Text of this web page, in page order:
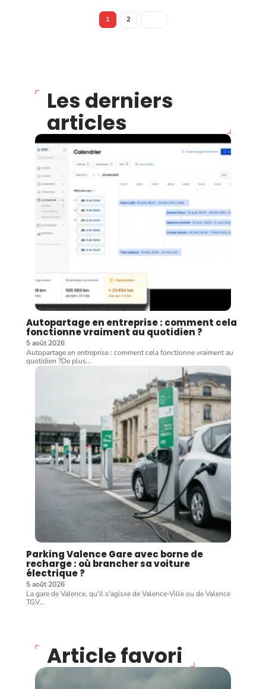
1 2
Les derniers
articles
Autopartage en entreprise : comment cela
fonctionne vraiment au quotidien ?
5 août 2026
Autopartage en entreprise : comment cela fonctionne vraiment au
quotidien ?De plus…
Parking Valence Gare avec borne de
recharge : où brancher sa voiture
électrique ?
5 août 2026
La gare de Valence, qu'il s'agisse de Valence-Ville ou de Valence
TGV…
Article favori